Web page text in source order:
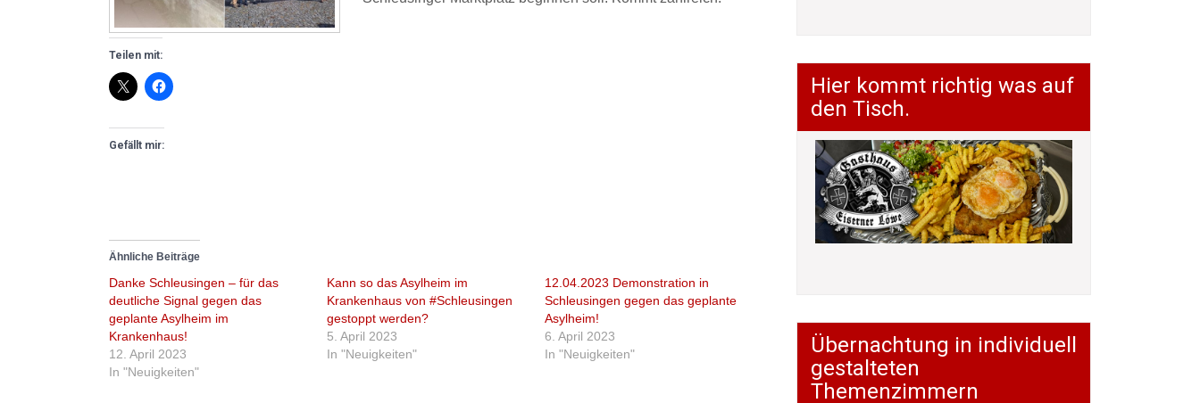
Teilen mit:
Gefällt mir:
Ähnliche Beiträge
Danke Schleusingen – für das
deutliche Signal gegen das
geplante Asylheim im
Krankenhaus!
12. April 2023
In "Neuigkeiten"
Kann so das Asylheim im
Krankenhaus von #Schleusingen
gestoppt werden?
5. April 2023
In "Neuigkeiten"
12.04.2023 Demonstration in
Schleusingen gegen das geplante
Asylheim!
6. April 2023
In "Neuigkeiten"
Hier kommt richtig was auf
den Tisch.
Übernachtung in individuell
gestalteten
Themenzimmern